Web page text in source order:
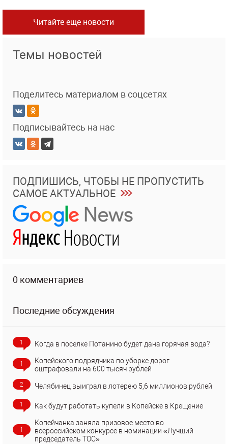
Читайте еще новости
Темы новостей
Поделитесь материалом в соцсетях
Подписывайтесь на нас
ПОДПИШИСЬ, ЧТОБЫ НЕ ПРОПУСТИТЬ
САМОЕ АКТУАЛЬНОЕ
0 комментариев
Последние обсуждения
1 Когда в поселке Потанино будет дана горячая вода?
1
Копейского подрядчика по уборке дорог
оштрафовали на 600 тысяч рублей
2 Челябинец выиграл в лотерею 5,6 миллионов рублей
1 Как будут работать купели в Копейске в Крещение
1
Копейчанка заняла призовое место во
всероссийском конкурсе в номинации «Лучший
председатель ТОС»